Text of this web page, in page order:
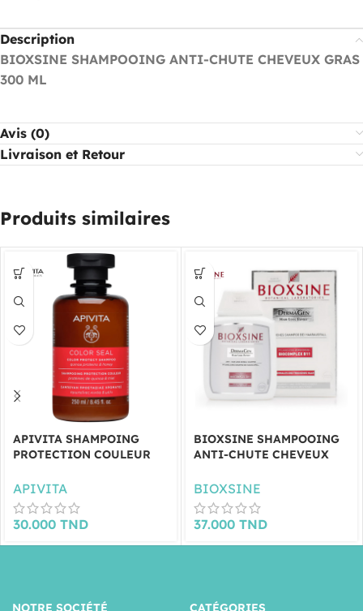
Description
BIOXSINE SHAMPOOING ANTI-CHUTE CHEVEUX GRAS
300 ML
Avis (0)
Livraison et Retour
Produits similaires
APIVITA SHAMPOING
PROTECTION COULEUR
APIVITA
30.000 TND
BIOXSINE SHAMPOOING
ANTI-CHUTE CHEVEUX
BIOXSINE
37.000 TND
NOTRE SOCIÉTÉ
CATÉGORIES